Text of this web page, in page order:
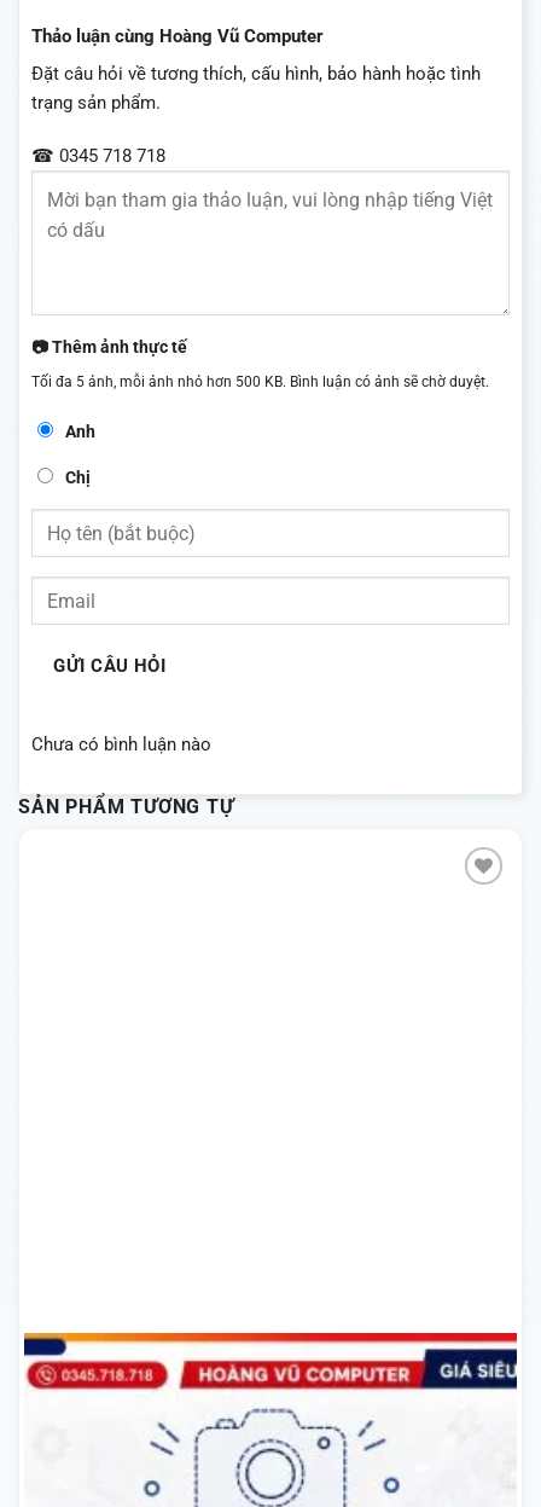
Thảo luận cùng Hoàng Vũ Computer
Đặt câu hỏi về tương thích, cấu hình, bảo hành hoặc tình
trạng sản phẩm.
☎ 0345 718 718
📷 Thêm ảnh thực tế
Tối đa 5 ảnh, mỗi ảnh nhỏ hơn 500 KB. Bình luận có ảnh sẽ chờ duyệt.
Anh
Chị
GỬI CÂU HỎI
Chưa có bình luận nào
SẢN PHẨM TƯƠNG TỰ